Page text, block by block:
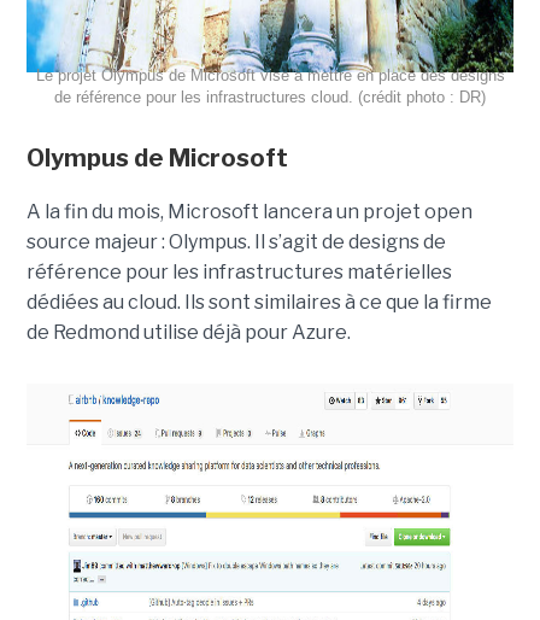
Le projet Olympus de Microsoft vise à mettre en place des designs
de référence pour les infrastructures cloud. (crédit photo : DR)
Olympus de Microsoft
A la fin du mois, Microsoft lancera un projet open
source majeur : Olympus. Il s’agit de designs de
référence pour les infrastructures matérielles
dédiées au cloud. Ils sont similaires à ce que la firme
de Redmond utilise déjà pour Azure.